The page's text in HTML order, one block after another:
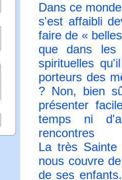
Dans ce
s'est affaibli
faire de «
que dans les
spirituelles
porteurs des
? Non, bien
présenter
temps ni
rencontres
La très
nous couvre
de ses